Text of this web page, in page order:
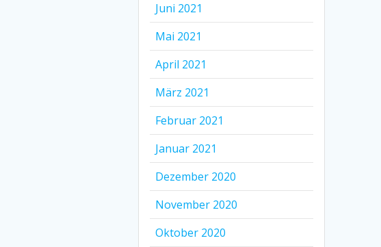
Juni 2021
Mai 2021
April 2021
März 2021
Februar 2021
Januar 2021
Dezember 2020
November 2020
Oktober 2020